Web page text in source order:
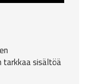
tarkkaa sisältöä